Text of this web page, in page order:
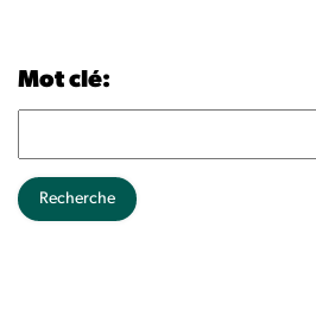
Mot clé:
Recherche